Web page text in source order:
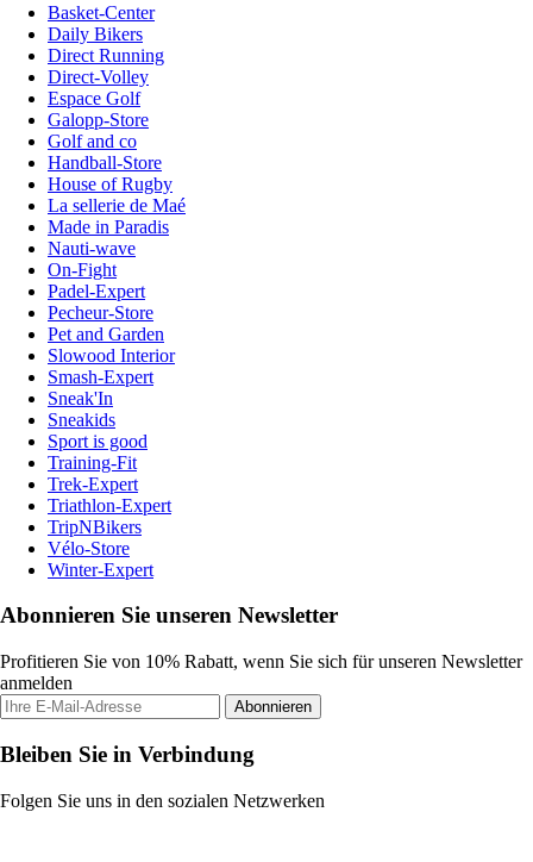
Basket-Center
Daily Bikers
Direct Running
Direct-Volley
Espace Golf
Galopp-Store
Golf and co
Handball-Store
House of Rugby
La sellerie de Maé
Made in Paradis
Nauti-wave
On-Fight
Padel-Expert
Pecheur-Store
Pet and Garden
Slowood Interior
Smash-Expert
Sneak'In
Sneakids
Sport is good
Training-Fit
Trek-Expert
Triathlon-Expert
TripNBikers
Vélo-Store
Winter-Expert
Abonnieren Sie unseren Newsletter
Profitieren Sie von 10% Rabatt, wenn Sie sich für unseren Newsletter
anmelden
Abonnieren
Bleiben Sie in Verbindung
Folgen Sie uns in den sozialen Netzwerken